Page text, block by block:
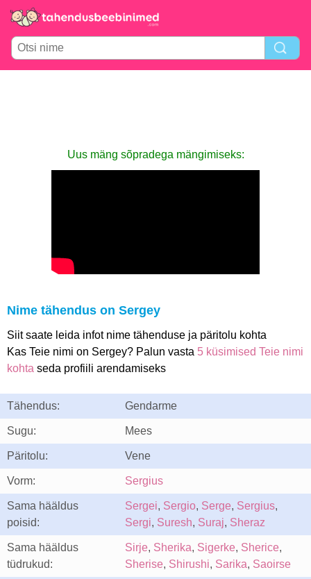
Uus mäng sõpradega mängimiseks:
Nime tähendus on Sergey
Siit saate leida infot nime tähenduse ja päritolu kohta
Kas Teie nimi on Sergey? Palun vasta 5 küsimised Teie nimi
kohta seda profiili arendamiseks
Tähendus: Gendarme
Sugu: Mees
Päritolu: Vene
Vorm: Sergius
Sama hääldus
poisid:
Sergei, Sergio, Serge, Sergius,
Sergi, Suresh, Suraj, Sheraz
Sama hääldus
tüdrukud:
Sirje, Sherika, Sigerke, Sherice,
Sherise, Shirushi, Sarika, Saoirse